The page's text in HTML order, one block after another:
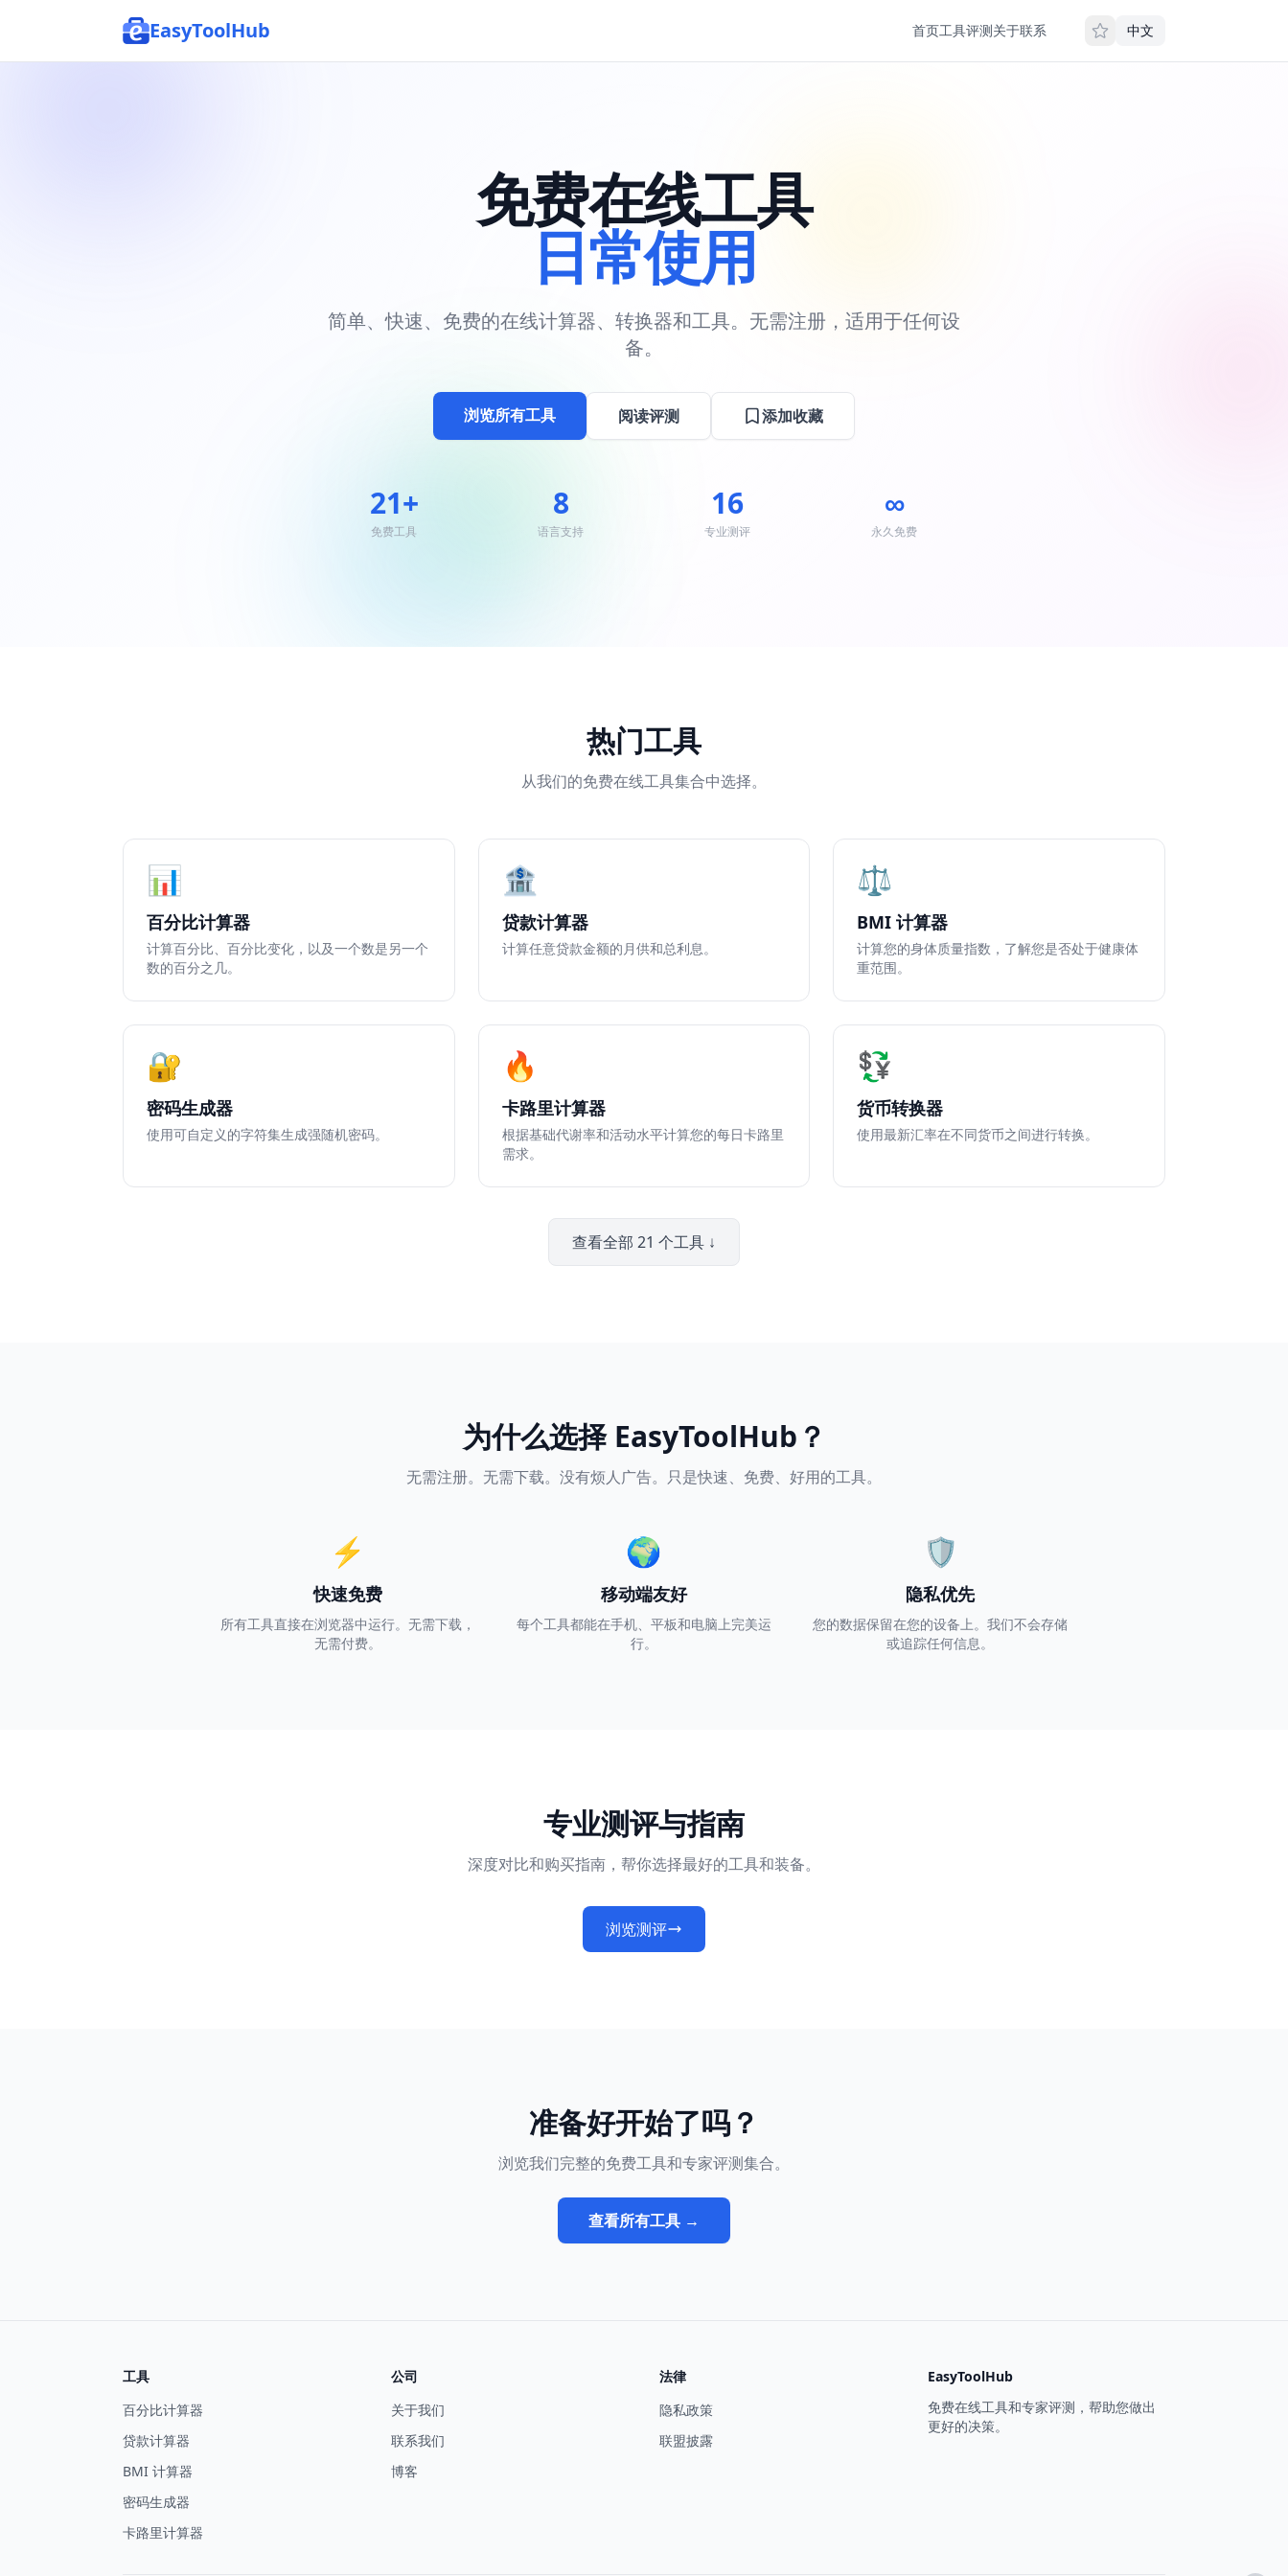
EasyToolHub 首页工具评测关于联系 中文
免费在线工具
日常使用
简单、快速、免费的在线计算器、转换器和工具。无需注册，适用于任何设
备。
浏览所有工具 阅读评测 添加收藏
21+
免费工具
8
语言支持
16
专业测评
∞
永久免费
热门工具
从我们的免费在线工具集合中选择。
📊
百分比计算器
计算百分比、百分比变化，以及一个数是另一个
数的百分之几。
🏦
贷款计算器
计算任意贷款金额的月供和总利息。
⚖️
BMI 计算器
计算您的身体质量指数，了解您是否处于健康体
重范围。
🔐
密码生成器
使用可自定义的字符集生成强随机密码。
🔥
卡路里计算器
根据基础代谢率和活动水平计算您的每日卡路里
需求。
💱
货币转换器
使用最新汇率在不同货币之间进行转换。
查看全部 21 个工具 ↓
为什么选择 EasyToolHub？
无需注册。无需下载。没有烦人广告。只是快速、免费、好用的工具。
⚡
快速免费
所有工具直接在浏览器中运行。无需下载，
无需付费。
🌍
移动端友好
每个工具都能在手机、平板和电脑上完美运
行。
🛡️
隐私优先
您的数据保留在您的设备上。我们不会存储
或追踪任何信息。
专业测评与指南
深度对比和购买指南，帮你选择最好的工具和装备。
浏览测评
准备好开始了吗？
浏览我们完整的免费工具和专家评测集合。
查看所有工具 →
工具
百分比计算器
贷款计算器
BMI 计算器
密码生成器
卡路里计算器
公司
关于我们
联系我们
博客
法律
隐私政策
联盟披露
EasyToolHub
免费在线工具和专家评测，帮助您做出
更好的决策。